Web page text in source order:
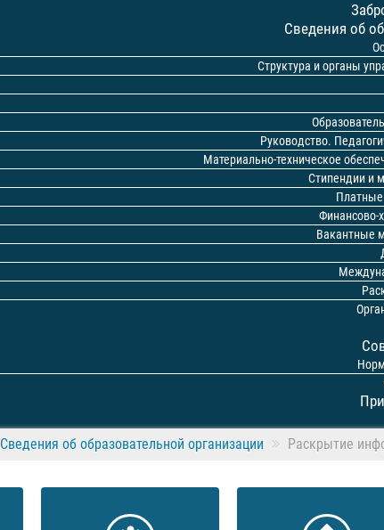
Сведения об
Структура и органы
Руководство.
Материально-техническое
Стипендии и
Платные
Финансово-
Вакантные
Сведения об образовательной организации Раскрытие